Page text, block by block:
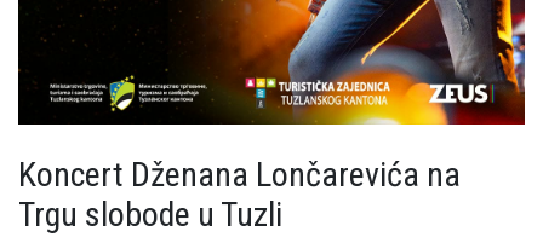
Koncert Dženana Lončarevića na
Trgu slobode u Tuzli